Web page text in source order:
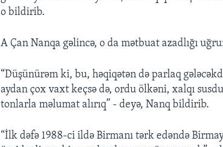
o bildirib.
A Çan Nanqa gəlincə, o da mətbuat azadlığı
“Düşünürəm ki, bu, həqiqətən də parlaq
aydan çox vaxt keçsə də, ordu ölkəni, xalqı
tonlarla məlumat alırıq” - deyə, Nanq bildirib.
“İlk dəfə 1988-ci ildə Birmanı tərk edəndə